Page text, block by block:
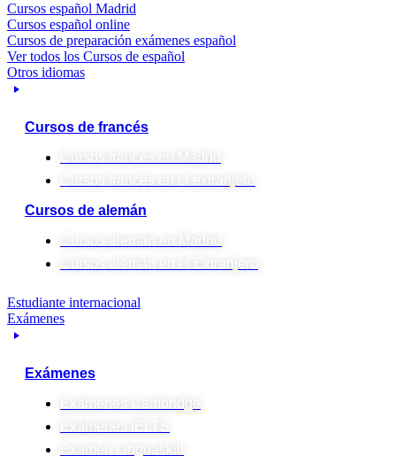
Cursos español Madrid
Cursos español online
Cursos de preparación exámenes español
Ver todos los Cursos de español
Otros idiomas
Cursos de francés
Cursos francés en Madrid
Cursos de alemán
Cursos alemán en Madrid
Cursos alemán en el Extranjero
Estudiante internacional
Exámenes
Exámenes
Exámenes Cambridge
Exámenes IELTS
Examen Linguaskill